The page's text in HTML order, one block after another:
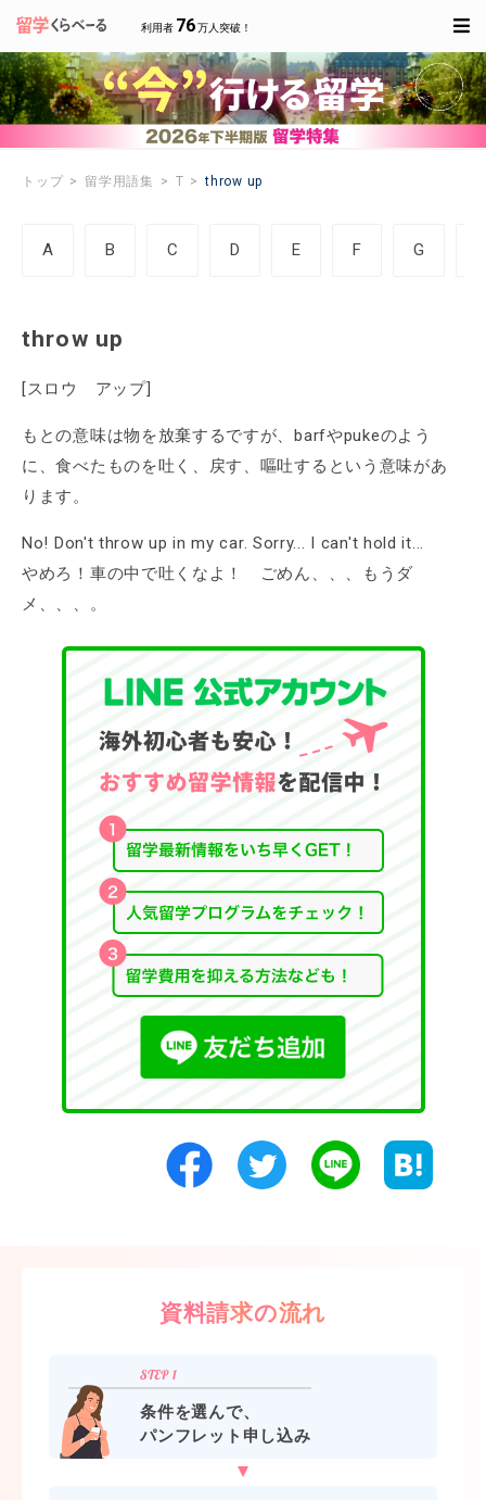
利用者 76万人突破！
トップ 留学用語集 T throw up
A B C D E F G
throw up
[スロウ アップ]
もとの意味は物を放棄するですが、barfやpukeのよう
に、食べたものを吐く、戻す、嘔吐するという意味があ
ります。
No! Don't throw up in my car. Sorry... I can't hold it...
やめろ！車の中で吐くなよ！ ごめん、、、もうダ
メ、、、。
資料請求の流れ
条件を選んで、
パンフレット申し込み